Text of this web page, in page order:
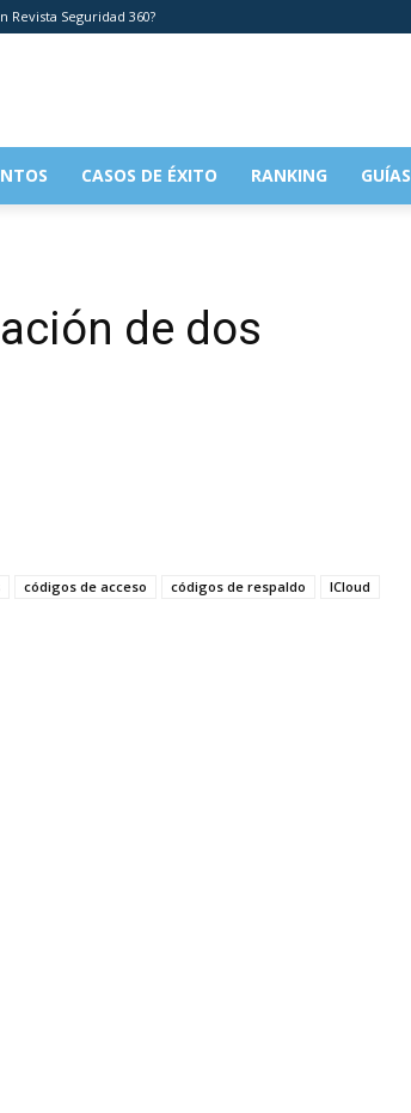
Revista Seguridad 360?
CASOS DE ÉXITO RANKING GUÍAS
de dos
códigos de acceso códigos de respaldo ICloud